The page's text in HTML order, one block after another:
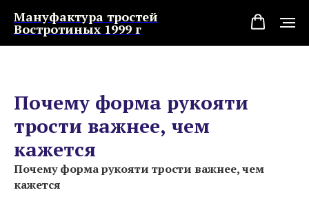
Мануфактура тростей
Востротиных 1999 г
Почему форма рукояти
трости важнее, чем
кажется
Почему форма рукояти трости важнее, чем
кажется